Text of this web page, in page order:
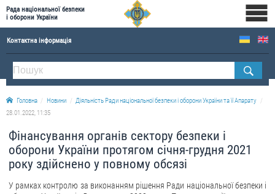
Рада національної безпеки
і оборони України
Контактна інформація
ПРО РНБОУ
Склад Ради національної безпеки і оборони України
Апарат Ради національної безпеки і оборони України
Історична довідка про діяльність Ради національної безпеки і оборони України
ОФІЦІЙНІ ДОКУМЕНТИ
ПРЕСЦЕНТР
Головна Новини
Діяльність Ради національної безпеки і оборони України та її Апарату
28.01.2022, 11:35
Фінансування органів сектору безпеки і
оборони України протягом січня-грудня 2021
року здійснено у повному обсязі
У рамках контролю за виконанням рішення Ради національної безпеки і